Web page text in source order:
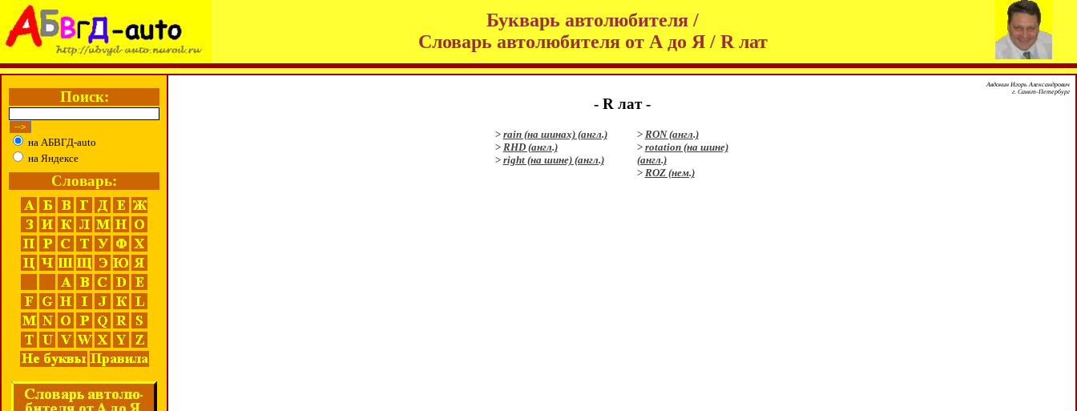
Букварь автолюбителя /
Словарь автолюбителя от А до Я / R лат
Поиск:
на АБВГД-auto
на Яндексе
Словарь:
Авдонин Игорь Александрович
г. Санкт-Петербург
- R лат -
> rain (на шинах) (англ.)
> RHD (англ.)
> right (на шине) (англ.)
> RON (англ.)
> rotation (на шине)
(англ.)
> ROZ (нем.)